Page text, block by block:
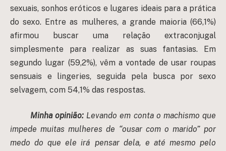
sexuais, sonhos eróticos e lugares ideais para a prática
do sexo. Entre as mulheres, a grande maioria (66,1%)
afirmou buscar uma relação extraconjugal
simplesmente para realizar as suas fantasias. Em
segundo lugar (59,2%), vêm a vontade de usar roupas
sensuais e lingeries, seguida pela busca por sexo
selvagem, com 54,1% das respostas.
Minha opinião: Levando em conta o machismo que
impede muitas mulheres de “ousar com o marido” por
medo do que ele irá pensar dela, e até mesmo pelo